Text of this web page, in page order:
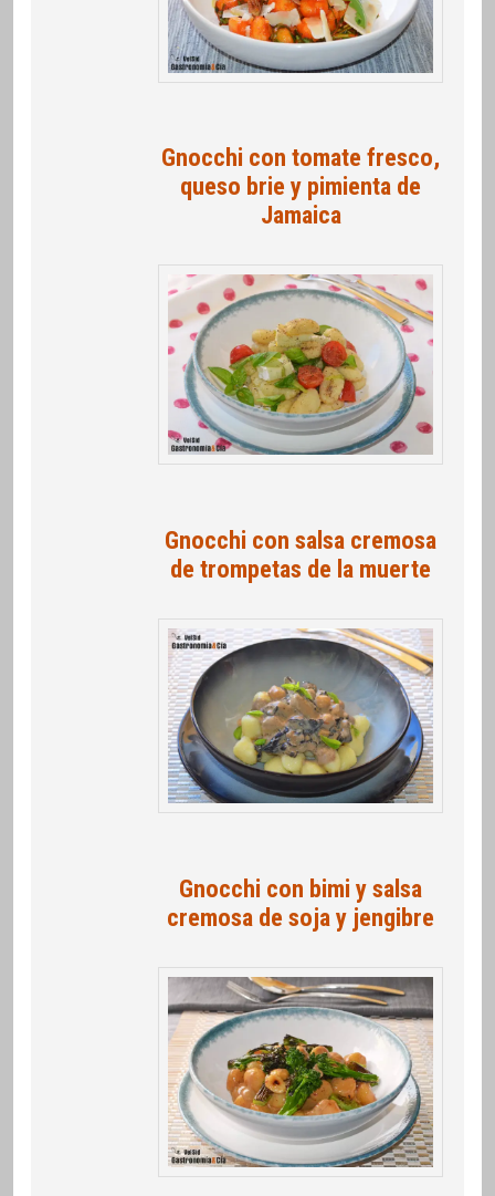
Gnocchi con tomate fresco,
queso brie y pimienta de
Jamaica
Gnocchi con salsa cremosa
de trompetas de la muerte
Gnocchi con bimi y salsa
cremosa de soja y jengibre